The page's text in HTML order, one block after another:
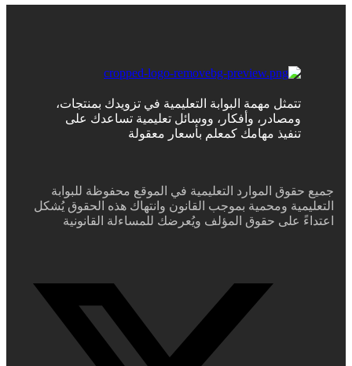
تتمثل مهمة البوابة التعليمية في تزويدك بمنتجات،
ومصادر، وأفكار، ووسائل تعليمية تساعدك على
تنفيذ مهامك كمعلم بأسعار معقولة
جميع حقوق الموارد التعليمية في الموقع محفوظة للبوابة
التعليمية ومحمية بموجب القانون وانتهاك هذه الحقوق يُشكل
اعتداءً على حقوق المؤلف ويُعرضك للمساءلة القانونية